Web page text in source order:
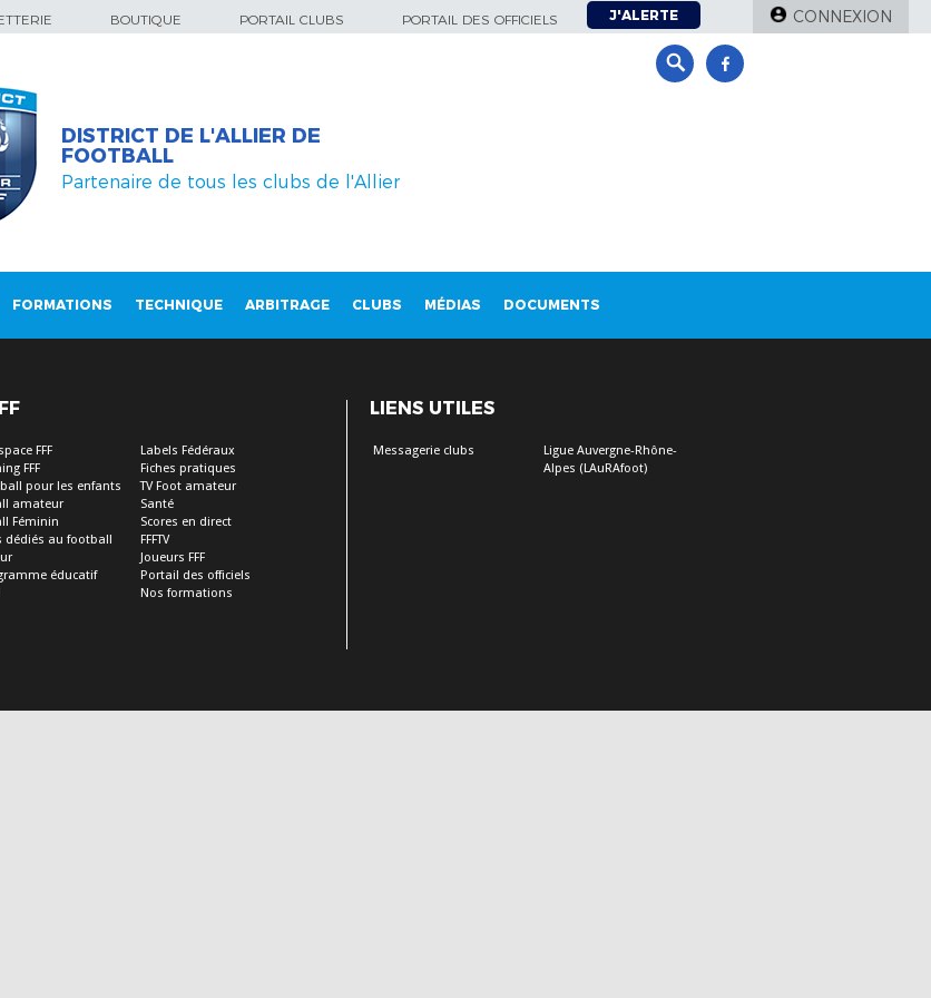
BOUTIQUE PORTAIL CLUBS PORTAIL DES OFFICIELS J'ALERTE CONNEXION
DISTRICT DE L'ALLIER DE
FOOTBALL
Partenaire de tous les clubs de l'Allier
FORMATIONS TECHNIQUE ARBITRAGE CLUBS MÉDIAS DOCUMENTS
FFF
FFF
pour les enfants
amateur
Féminin
dédiés au football
éducatif
Labels Fédéraux
Fiches pratiques
TV Foot amateur
Santé
Scores en direct
FFFTV
Joueurs FFF
Portail des officiels
Nos formations
LIENS UTILES
Messagerie clubs
Ligue Auvergne-Rhône-
Alpes (LAuRAfoot)